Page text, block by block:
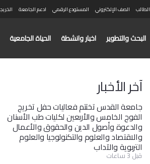
الطالب الصف الإلكتروني المستودع الرقمي ادعم الجامعة
البحث والتطوير اخبار وانشطة الحياة الجامعية
آخر الأخبار
جامعة القدس تختتم فعاليات حفل تخريج
الفوج الخامس والأربعين لكليات طب الأسنان
والدعوة وأصول الدين والحقوق والأعمال
والاقتصاد والعلوم والتكنولوجيا والعلوم
التربوية والآداب
قبل 3 ساعات